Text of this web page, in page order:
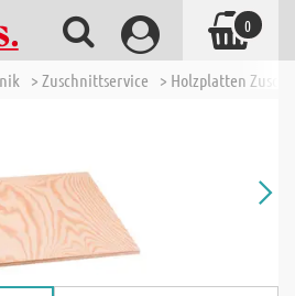
> Zuschnittservice > Holzplatten
0